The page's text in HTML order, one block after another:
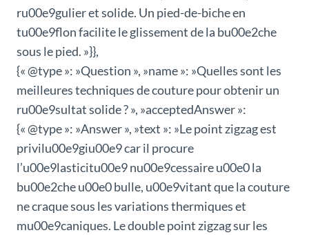
ru00e9gulier et solide. Un pied-de-biche en
tu00e9flon facilite le glissement de la bu00e2che
sous le pied. »}},
{« @type »: »Question », »name »: »Quelles sont les
meilleures techniques de couture pour obtenir un
ru00e9sultat solide ? », »acceptedAnswer »:
{« @type »: »Answer », »text »: »Le point zigzag est
privilu00e9giu00e9 car il procure
l’u00e9lasticitu00e9 nu00e9cessaire u00e0 la
bu00e2che u00e0 bulle, u00e9vitant que la couture
ne craque sous les variations thermiques et
mu00e9caniques. Le double point zigzag sur les